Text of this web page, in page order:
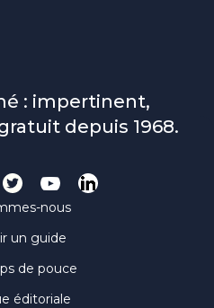
: impertinent,
depuis 1968.
nous
un guide
de pouce
éditoriale